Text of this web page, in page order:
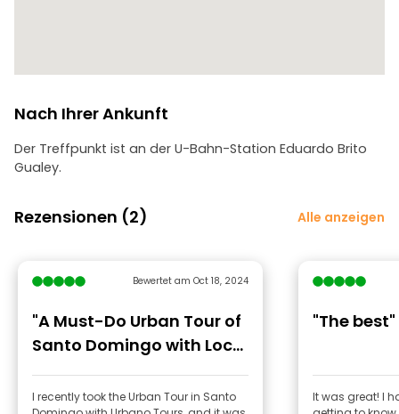
Nach Ihrer Ankunft
Der Treffpunkt ist an der U-Bahn-Station Eduardo Brito
Gualey.
Rezensionen (2) Alle anzeigen
Bewertet am Oct 18, 2024
"A Must-Do Urban Tour of
Santo Domingo with Local
Expert Juan"
I recently took the Urban Tour in Santo
"The best"
It was great! I